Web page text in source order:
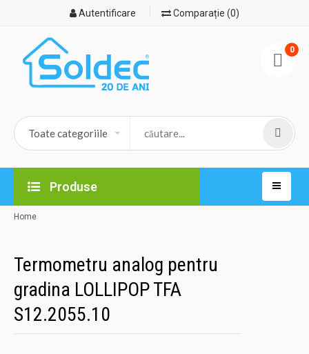
Autentificare Comparație (0)
0
Produse
Home
Termometru analog pentru
gradina LOLLIPOP TFA
S12.2055.10